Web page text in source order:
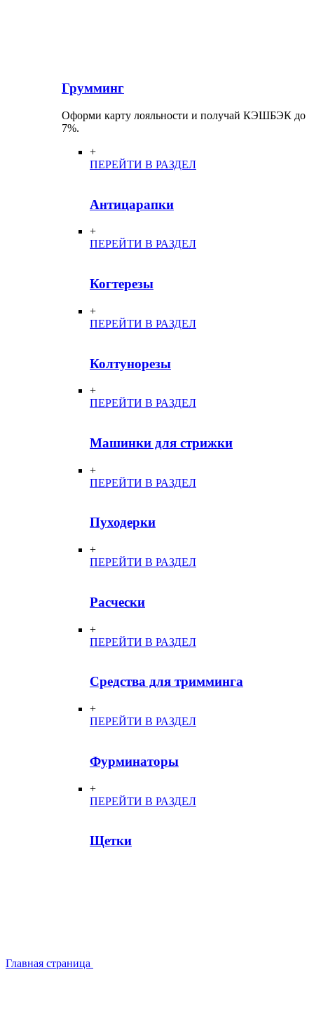
Грумминг
Оформи карту лояльности и получай КЭШБЭК до
7%.
+
ПЕРЕЙТИ В РАЗДЕЛ
Антицарапки
+
ПЕРЕЙТИ В РАЗДЕЛ
Когтерезы
+
ПЕРЕЙТИ В РАЗДЕЛ
Колтунорезы
+
ПЕРЕЙТИ В РАЗДЕЛ
Машинки для стрижки
+
ПЕРЕЙТИ В РАЗДЕЛ
Пуходерки
+
ПЕРЕЙТИ В РАЗДЕЛ
Расчески
+
ПЕРЕЙТИ В РАЗДЕЛ
Средства для тримминга
+
ПЕРЕЙТИ В РАЗДЕЛ
Фурминаторы
+
ПЕРЕЙТИ В РАЗДЕЛ
Щетки
Главная страница